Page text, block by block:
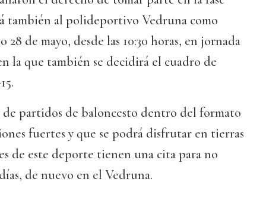
también al polideportivo Vedruna como
28 de mayo, desde las 10:30 horas, en jornada
la que también se decidirá el cuadro de
de partidos de baloncesto dentro del formato
fuertes y que se podrá disfrutar en tierras
de este deporte tienen una cita para no
de nuevo en el Vedruna.